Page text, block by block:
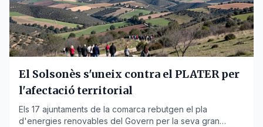
El Solsonès s'uneix contra el PLATER per
l'afectació territorial
Els 17 ajuntaments de la comarca rebutgen el pla
d'energies renovables del Govern per la seva gran